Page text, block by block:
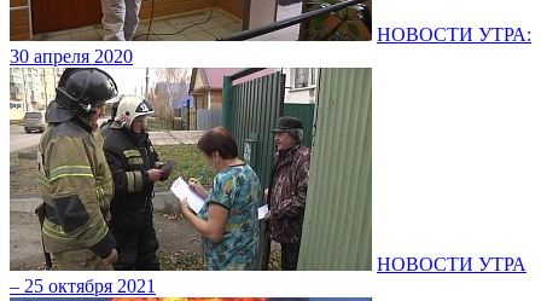
НОВОСТИ УТРА:
30 апреля 2020
НОВОСТИ УТРА
– 25 октября 2021